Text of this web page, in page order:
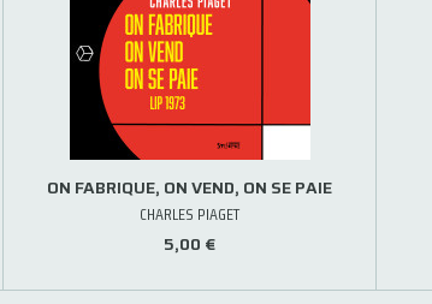
ON FABRIQUE, ON VEND, ON SE PAIE
CHARLES PIAGET
5,00 €